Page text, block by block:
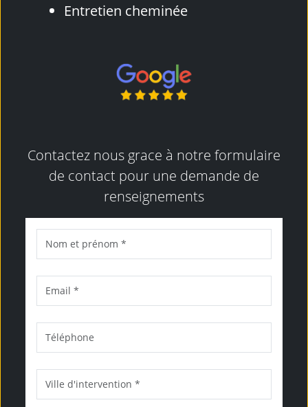
Entretien cheminée
Contactez nous grace à notre formulaire
de contact pour une demande de
renseignements